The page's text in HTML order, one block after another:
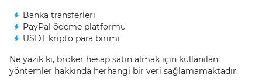
Banka transferleri
PayPal ödeme platformu
USDT kripto para birimi
Ne yazık ki, broker hesap satın almak için kullanılan
yöntemler hakkında herhangi bir veri sağlamamaktadır.